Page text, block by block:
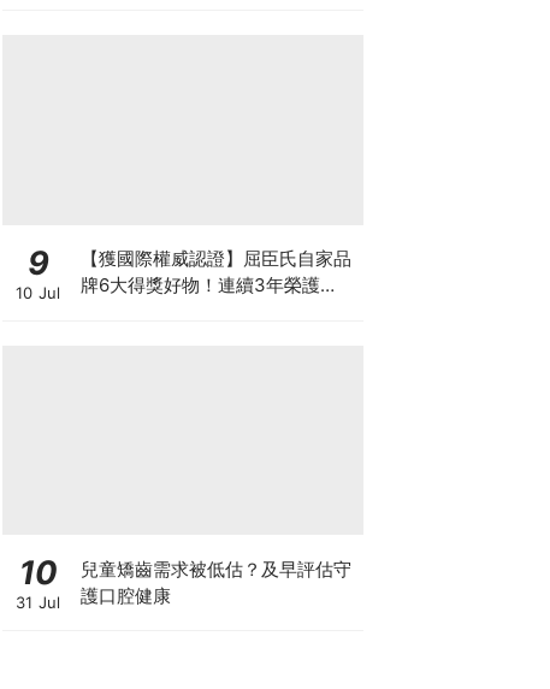
9
10 Jul
【獲國際權威認證】屈臣氏自家品
牌6大得獎好物！連續3年榮護
10
31 Jul
兒童矯齒需求被低估？及早評估守
護口腔健康